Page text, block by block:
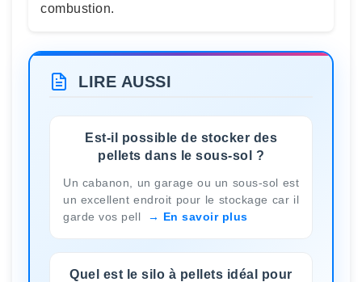
combustion.
LIRE AUSSI
Est-il possible de stocker des
pellets dans le sous-sol ?
Un cabanon, un garage ou un sous-sol est
un excellent endroit pour le stockage car il
garde vos pell
En savoir plus
Quel est le silo à pellets idéal pour